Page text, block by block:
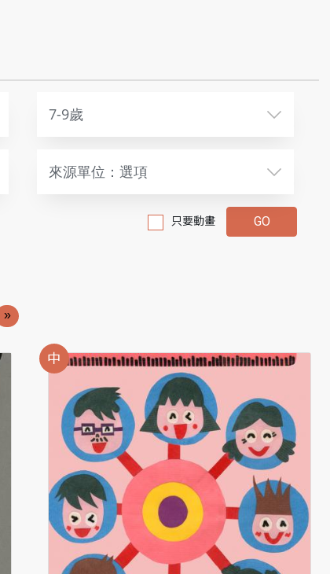
7-9歲
來源單位：選項
只要動畫
»
中